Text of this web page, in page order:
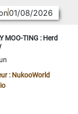
01/08/2026
MOO-TING : Herd
: NukooWorld